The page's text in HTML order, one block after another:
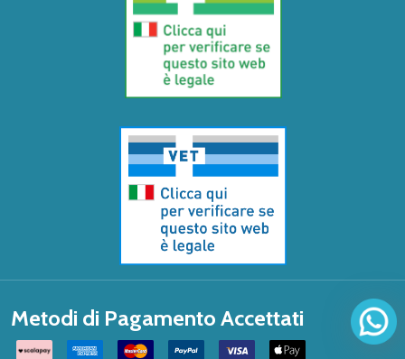
Metodi di Pagamento Accettati